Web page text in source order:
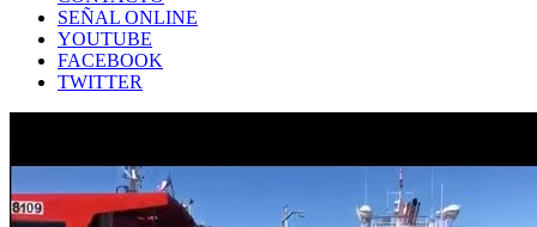
SEÑAL ONLINE
YOUTUBE
FACEBOOK
TWITTER